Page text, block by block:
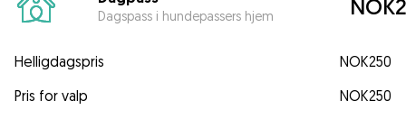
Dagspass i hundepassers hjem
Helligdagspris
NOK250
Pris for valp
NOK250